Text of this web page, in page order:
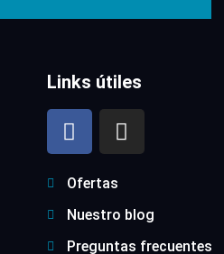
Links útiles
Ofertas
Nuestro blog
Preguntas frecuentes